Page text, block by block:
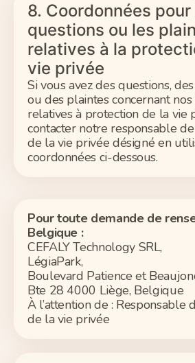
8. Coordonnées pour
questions ou les
relatives à la
vie privée
Si vous avez des questions,
ou des plaintes concernant
relatives à protection de la vie
contacter notre responsable
de la vie privée désigné en
coordonnées ci-dessous.
Pour toute demande de
Belgique :
CEFALY Technology SRL,
LégiaPark,
Boulevard Patience et
Bte 28 4000 Liège, Belgique
À l’attention de : Responsable
de la vie privée